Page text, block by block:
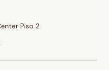
Piso 2